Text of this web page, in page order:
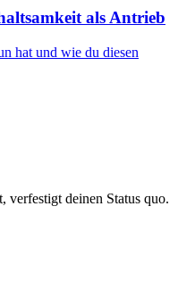
als Antrieb
hat und wie du diesen
verfestigt deinen Status quo.